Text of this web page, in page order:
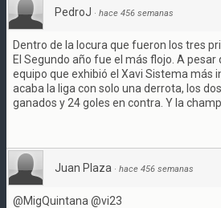
PedroJ · hace 456 semanas
Dentro de la locura que fueron los tres
El Segundo año fue el más flojo. A pesar
equipo que exhibió el Xavi Sistema más
acaba la liga con solo una derrota, los
ganados y 24 goles en contra. Y la
Juan Plaza · hace 456 semanas
@MigQuintana @vi23